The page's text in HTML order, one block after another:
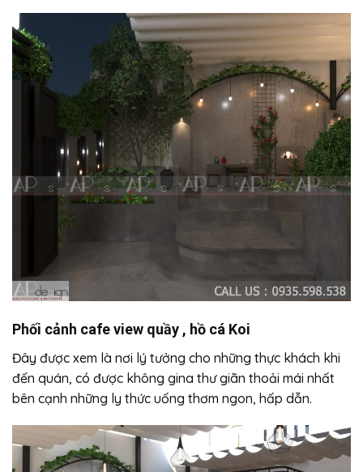
Phối cảnh cafe view quầy , hồ cá Koi
Đây được xem là nơi lý tưởng cho những thực khách khi
đến quán, có được không gina thư giãn thoải mái nhất
bên cạnh những ly thức uống thơm ngon, hấp dẫn.